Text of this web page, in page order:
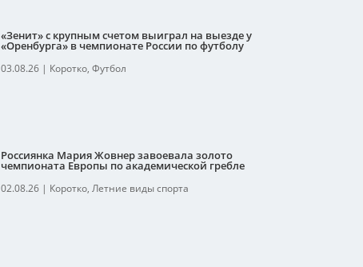
«Зенит» с крупным счетом выиграл на выезде у
«Оренбурга» в чемпионате России по футболу
03.08.26| Коротко, Футбол
Россиянка Мария Жовнер завоевала золото
чемпионата Европы по академической гребле
02.08.26| Коротко, Летние виды спорта